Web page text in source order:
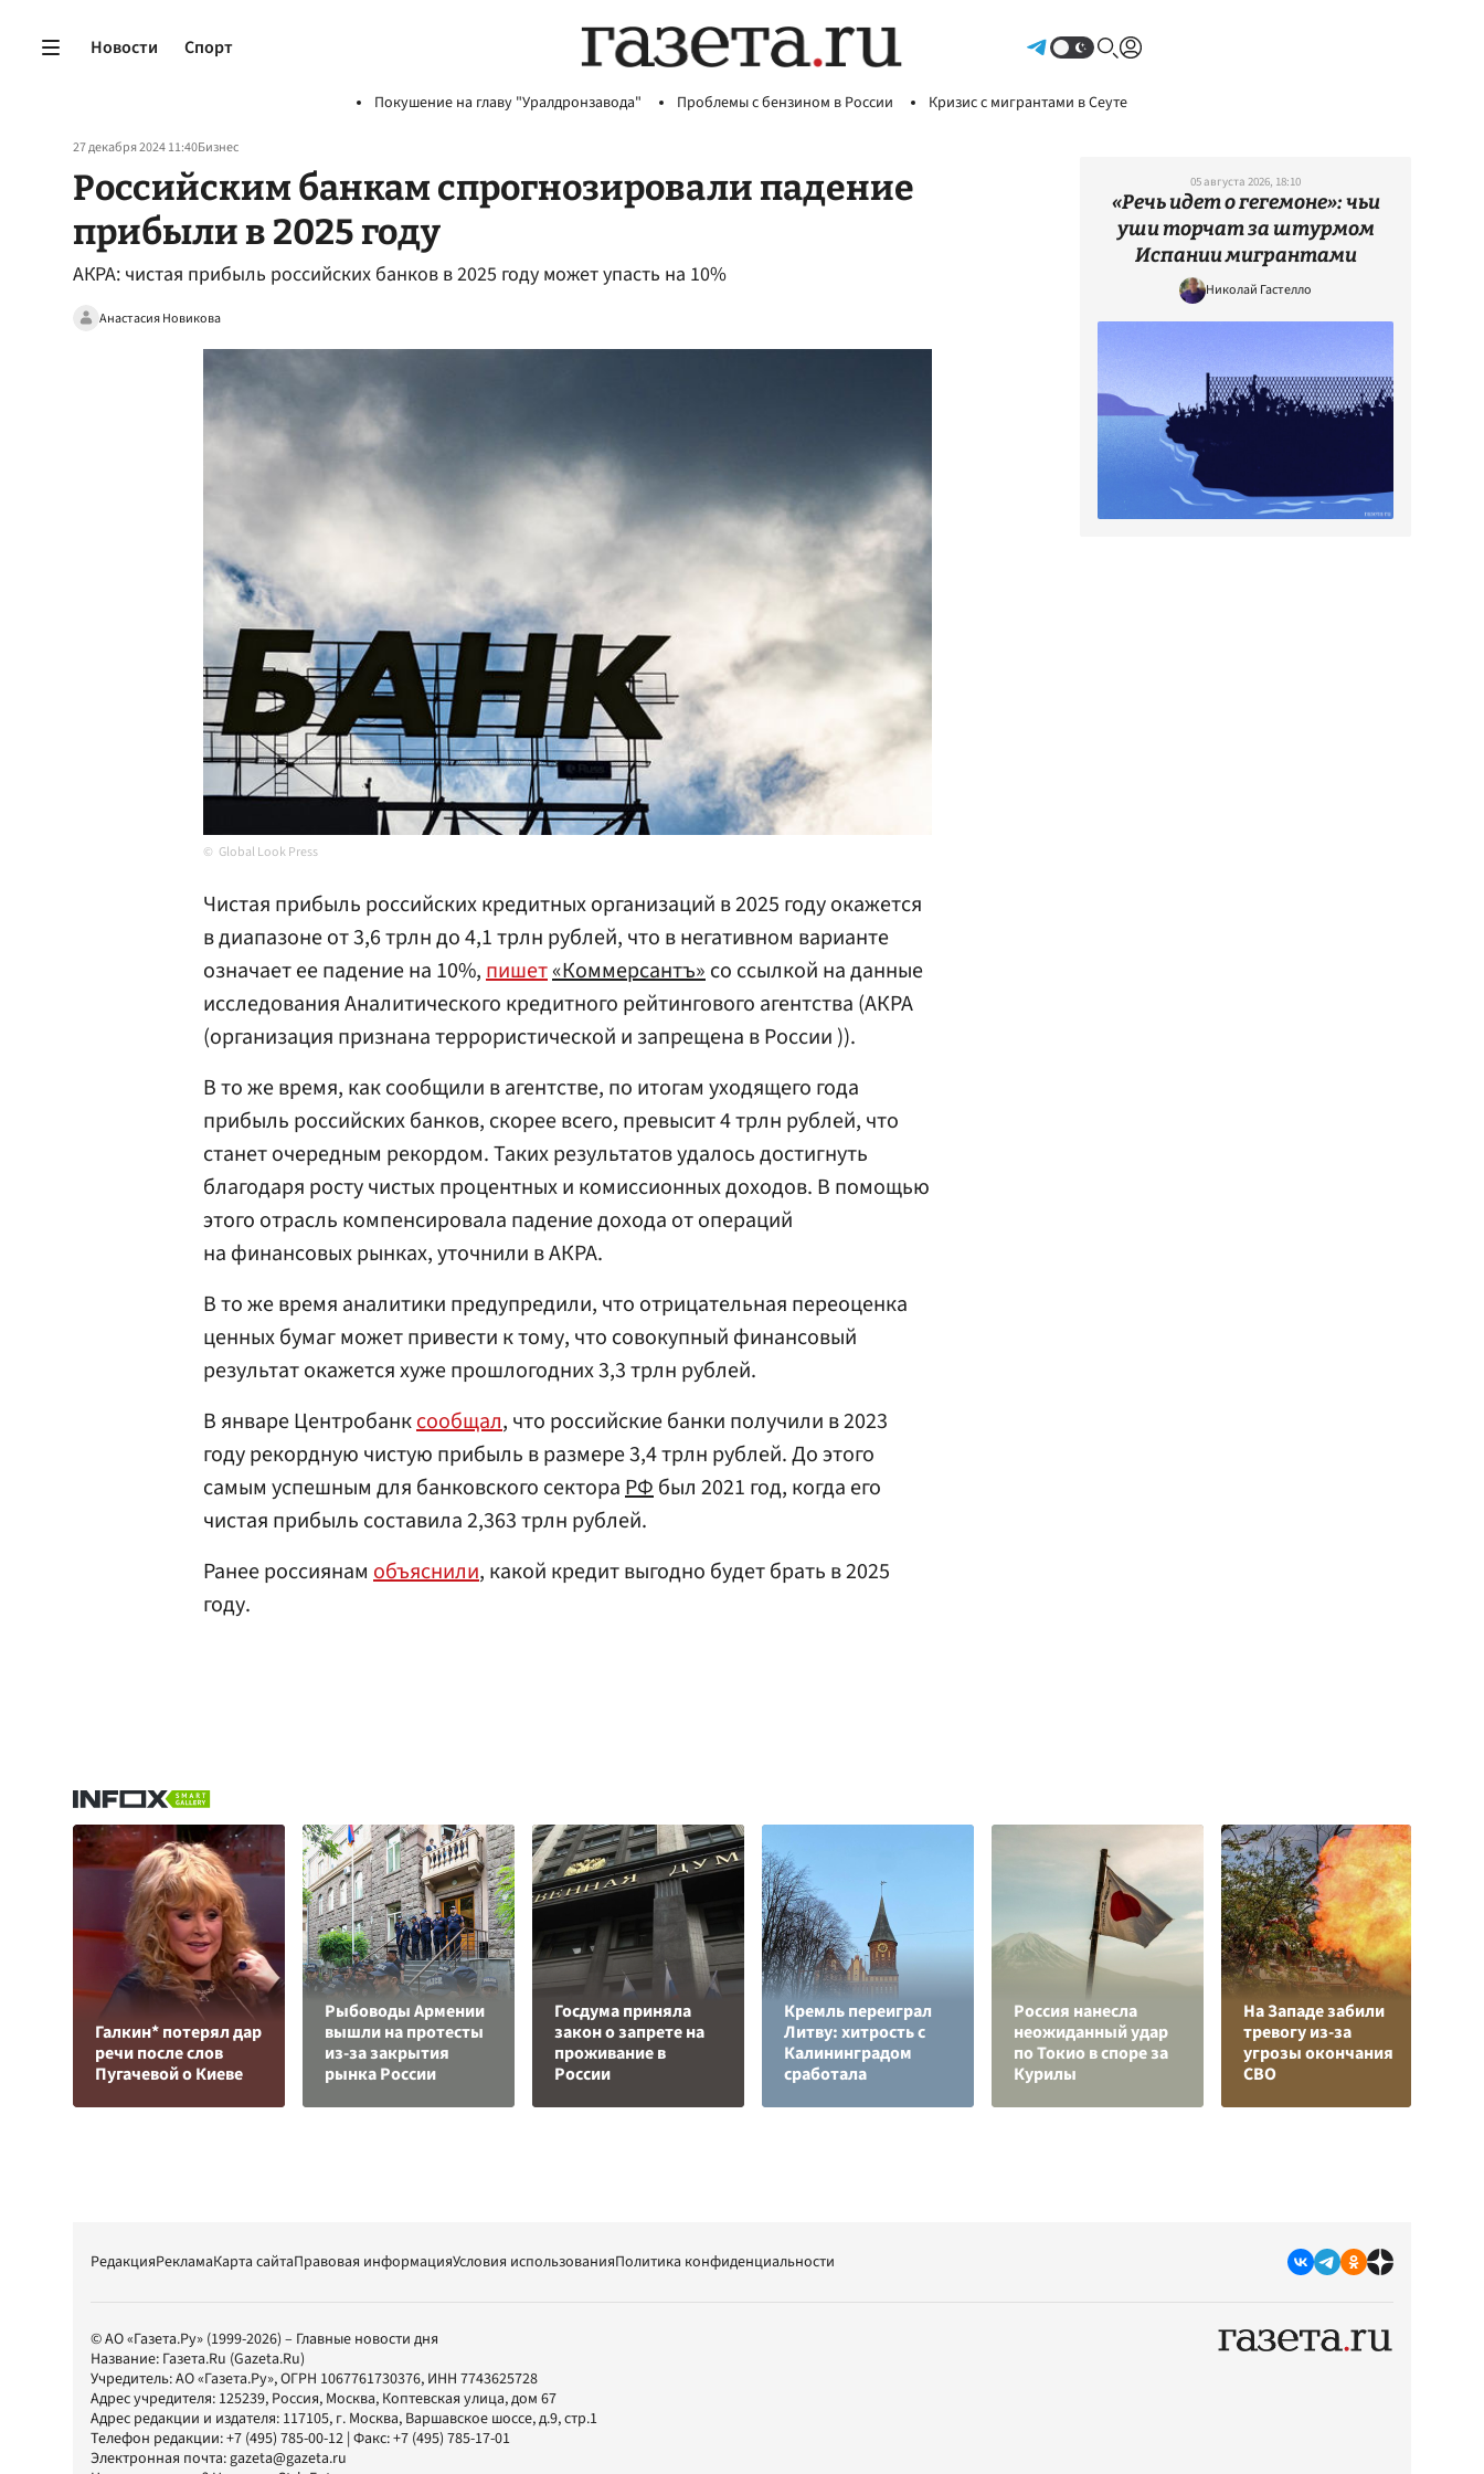
Новости Спорт
Покушение на главу "Уралдронзавода" Проблемы с бензином в России Кризис с мигрантами в Сеуте
27 декабря 2024 11:40Бизнес
Российским банкам спрогнозировали падение
прибыли в 2025 году
АКРА: чистая прибыль российских банков в 2025 году может упасть на 10%
Анастасия Новикова
Global Look Press
Чистая прибыль российских кредитных организаций в 2025 году окажется
в диапазоне от 3,6 трлн до 4,1 трлн рублей, что в негативном варианте
означает ее падение на 10%,пишет«Коммерсантъ»со ссылкой на данные
исследования Аналитического кредитного рейтингового агентства (АКРА
(организация признана террористической и запрещена в России )).
В то же время, как сообщили в агентстве, по итогам уходящего года
прибыль российских банков, скорее всего, превысит 4 трлн рублей, что
станет очередным рекордом. Таких результатов удалось достигнуть
благодаря росту чистых процентных и комиссионных доходов. В помощью
этого отрасль компенсировала падение дохода от операций
на финансовых рынках, уточнили в АКРА.
В то же время аналитики предупредили, что отрицательная переоценка
ценных бумаг может привести к тому, что совокупный финансовый
результат окажется хуже прошлогодних 3,3 трлн рублей.
В январе Центробанксообщал, что российские банки получили в 2023
году рекордную чистую прибыль в размере 3,4 трлн рублей. До этого
самым успешным для банковского сектораРФбыл 2021 год, когда его
чистая прибыль составила 2,363 трлн рублей.
Ранее россиянам объяснили, какой кредит выгодно будет брать в 2025
году.
05 августа 2026, 18:10
«Речь идет о гегемоне»: чьи
уши торчат за штурмом
Испании мигрантами
Николай Гастелло
Галкин* потерял дар
речи после слов
Пугачевой о Киеве
Рыбоводы Армении
вышли на протесты
из-за закрытия
рынка России
Госдума приняла
закон о запрете на
проживание в
России
Кремль переиграл
Литву: хитрость с
Калининградом
сработала
Россия нанесла
неожиданный удар
по Токио в споре за
Курилы
На Западе забили
тревогу из-за
угрозы окончания
СВО
РедакцияРекламаКарта сайтаПравовая информацияУсловия использованияПолитика конфиденциальности
© АО «Газета.Ру» (1999-2026) – Главные новости дня
Название: Газета.Ru (Gazeta.Ru)
Учредитель:АО «Газета.Ру», ОГРН 1067761730376, ИНН 7743625728
Адрес учредителя: 125239, Россия, Москва, Коптевская улица, дом 67
Адрес редакции и издателя: 117105, г. Москва, Варшавское шоссе, д.9, стр.1
Телефон редакции:+7 (495) 785-00-12 | Факс:+7 (495) 785-17-01
Электронная почта:gazeta@gazeta.ru